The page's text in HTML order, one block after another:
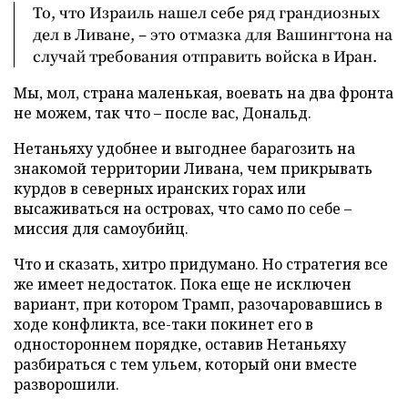
То, что Израиль нашел себе ряд грандиозных
дел в Ливане, – это отмазка для Вашингтона на
случай требования отправить войска в Иран.
Мы, мол, страна маленькая, воевать на два фронта
не можем, так что – после вас, Дональд.
Нетаньяху удобнее и выгоднее барагозить на
знакомой территории Ливана, чем прикрывать
курдов в северных иранских горах или
высаживаться на островах, что само по себе –
миссия для самоубийц.
Что и сказать, хитро придумано. Но стратегия все
же имеет недостаток. Пока еще не исключен
вариант, при котором Трамп, разочаровавшись в
ходе конфликта, все-таки покинет его в
одностороннем порядке, оставив Нетаньяху
разбираться с тем ульем, который они вместе
разворошили.